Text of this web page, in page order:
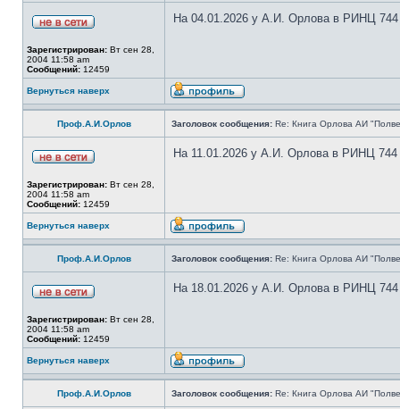
Зарегистрирован: Вт сен 28,
2004 11:58 am
Сообщений: 12459
На 04.01.2026 у А.И. Орлова в РИНЦ 744
Вернуться наверх
Проф.А.И.Орлов Заголовок сообщения: Re: Книга Орлова АИ
Зарегистрирован: Вт сен 28,
2004 11:58 am
Сообщений: 12459
На 11.01.2026 у А.И. Орлова в РИНЦ 744
Вернуться наверх
Проф.А.И.Орлов Заголовок сообщения: Re: Книга Орлова АИ
Зарегистрирован: Вт сен 28,
2004 11:58 am
Сообщений: 12459
На 18.01.2026 у А.И. Орлова в РИНЦ 744
Вернуться наверх
Проф.А.И.Орлов Заголовок сообщения: Re: Книга Орлова АИ